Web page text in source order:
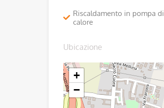
Riscaldamento in pompa di
calore
Ubicazione
+
−